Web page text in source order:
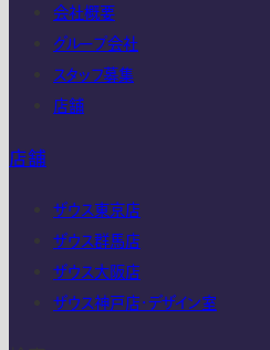
会社概要
グループ会社
スタッフ募集
店舗
店舗
ザウス東京店
ザウス群馬店
ザウス大阪店
ザウス神戸店・デザイン室